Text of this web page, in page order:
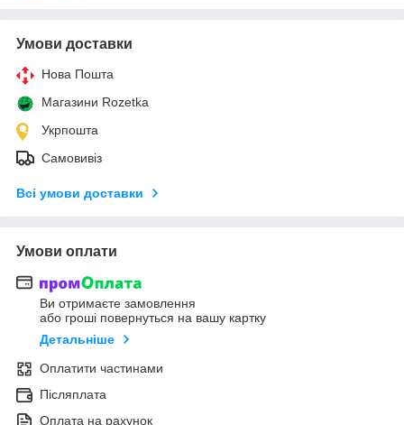
Умови доставки
Нова Пошта
Магазини Rozetka
Укрпошта
Самовивіз
Всі умови доставки
Умови оплати
Ви отримаєте замовлення
або гроші повернуться на вашу картку
Детальніше
Оплатити частинами
Післяплата
Оплата на рахунок